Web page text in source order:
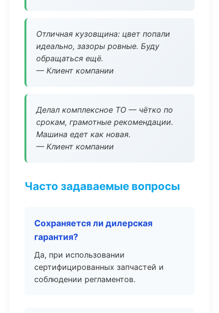
Отличная кузовщина: цвет попали
идеально, зазоры ровные. Буду
обращаться ещё.
— Клиент компании
Делал комплексное ТО — чётко по
срокам, грамотные рекомендации.
Машина едет как новая.
— Клиент компании
Часто задаваемые вопросы
Сохраняется ли дилерская
гарантия?
Да, при использовании
сертифицированных запчастей и
соблюдении регламентов.